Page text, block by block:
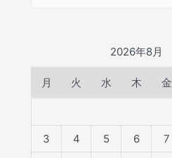
2026年8月
月 火 水 木 金
3
4 5 6 7